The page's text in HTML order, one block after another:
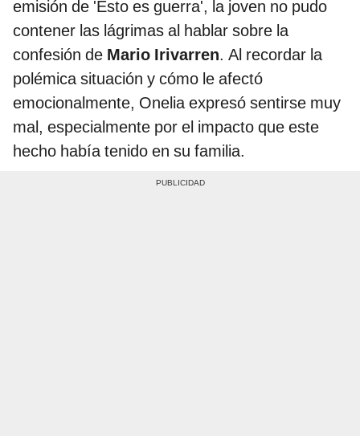
emisión de 'Esto es guerra', la joven no pudo
contener las lágrimas al hablar sobre la
confesión de Mario Irivarren. Al recordar la
polémica situación y cómo le afectó
emocionalmente, Onelia expresó sentirse muy
mal, especialmente por el impacto que este
hecho había tenido en su familia.